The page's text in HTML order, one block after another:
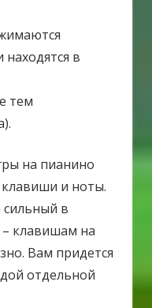
в
тем
на пианино
клавиши и ноты.
сильный в
клавишам на
Вам придется
отдельной